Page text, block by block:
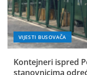
VIJESTI BUSOVAČA
Kontejneri ispred
stanovnicima